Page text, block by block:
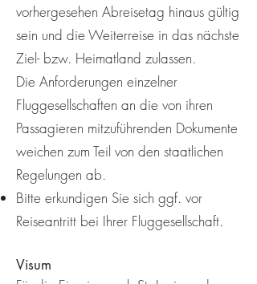
vorhergesehen Abreisetag hinaus gültig
sein und die Weiterreise in das nächste
Ziel- bzw. Heimatland zulassen.
Die Anforderungen einzelner
Fluggesellschaften an die von ihren
Passagieren mitzuführenden Dokumente
weichen zum Teil von den staatlichen
Regelungen ab.
Bitte erkundigen Sie sich ggf. vor
Reiseantritt bei Ihrer Fluggesellschaft.
Visum